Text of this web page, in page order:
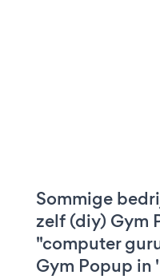
Sommige
zelf (diy) Gym
"computer
Gym Popup in